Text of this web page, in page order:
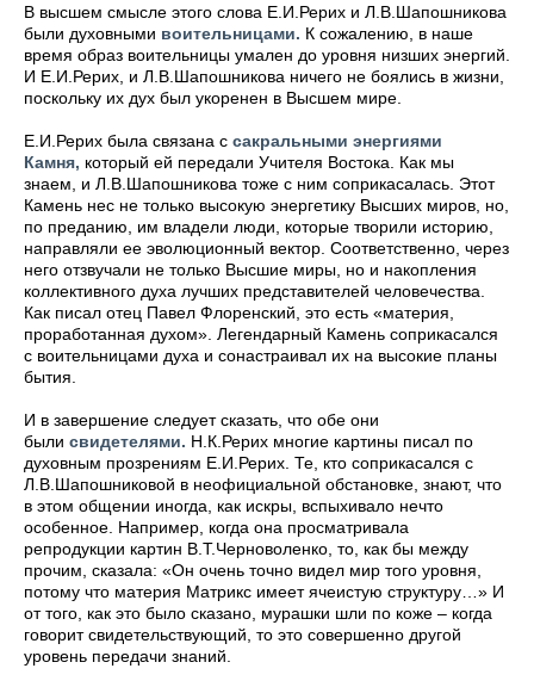
В высшем смысле этого слова Е.И.Рерих и Л.В.Шапошникова
были духовными воительницами. К сожалению, в наше
время образ воительницы умален до уровня низших энергий.
И Е.И.Рерих, и Л.В.Шапошникова ничего не боялись в жизни,
поскольку их дух был укоренен в Высшем мире.
Е.И.Рерих была связана с сакральными энергиями
Камня, который ей передали Учителя Востока. Как мы
знаем, и Л.В.Шапошникова тоже с ним соприкасалась. Этот
Камень нес не только высокую энергетику Высших миров, но,
по преданию, им владели люди, которые творили историю,
направляли ее эволюционный вектор. Соответственно, через
него отзвучали не только Высшие миры, но и накопления
коллективного духа лучших представителей человечества.
Как писал отец Павел Флоренский, это есть «материя,
проработанная духом». Легендарный Камень соприкасался
с воительницами духа и сонастраивал их на высокие планы
бытия.
И в завершение следует сказать, что обе они
были свидетелями. Н.К.Рерих многие картины писал по
духовным прозрениям Е.И.Рерих. Те, кто соприкасался с
Л.В.Шапошниковой в неофициальной обстановке, знают, что
в этом общении иногда, как искры, вспыхивало нечто
особенное. Например, когда она просматривала
репродукции картин В.Т.Черноволенко, то, как бы между
прочим, сказала: «Он очень точно видел мир того уровня,
потому что материя Матрикс имеет ячеистую структуру…» И
от того, как это было сказано, мурашки шли по коже – когда
говорит свидетельствующий, то это совершенно другой
уровень передачи знаний.